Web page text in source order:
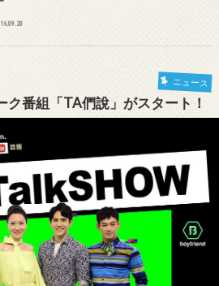
ニュース
ク番組「TA們說」がスタート！